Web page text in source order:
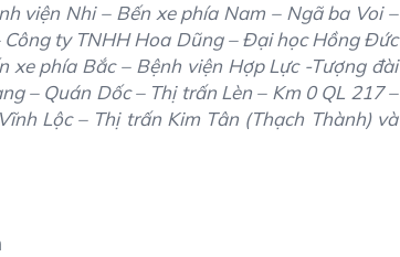
viện Nhi – Bến xe phía Nam – Ngã ba Voi –
ty TNHH Hoa Dũng – Đại học Hồng Đức
xe phía Bắc – Bệnh viện Hợp Lực -Tượng đài
– Quán Dốc – Thị trấn Lèn – Km 0 QL 217 –
Lộc – Thị trấn Kim Tân (Thạch Thành) và